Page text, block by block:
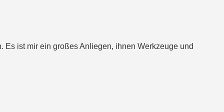
ist mir ein großes Anliegen, ihnen Werkzeuge und